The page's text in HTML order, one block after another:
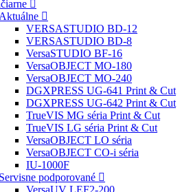
Aktuálne
VERSASTUDIO BD-12
VERSASTUDIO BD-8
VersaSTUDIO BF-16
VersaOBJECT MO-180
VersaOBJECT MO-240
DGXPRESS UG-641 Print & Cut
DGXPRESS UG-642 Print & Cut
TrueVIS MG séria Print & Cut
TrueVIS LG séria Print & Cut
VersaOBJECT LO séria
VersaOBJECT CO-i séria
IU-1000F
Servisne podporované
VersaUV LEF2-200